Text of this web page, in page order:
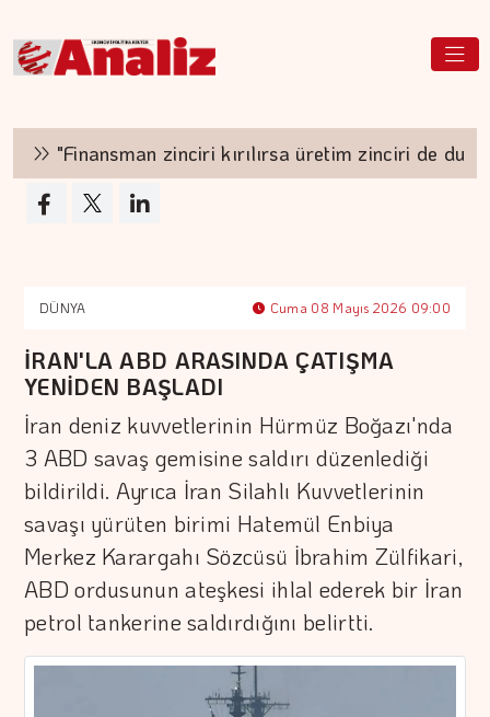
"Finansman zinciri kırılırsa üretim zinciri de durur"
DÜNYA Cuma 08 Mayıs 2026 09:00
İRAN'LA ABD ARASINDA ÇATIŞMA
YENİDEN BAŞLADI
İran deniz kuvvetlerinin Hürmüz Boğazı'nda
3 ABD savaş gemisine saldırı düzenlediği
bildirildi. Ayrıca İran Silahlı Kuvvetlerinin
savaşı yürüten birimi Hatemül Enbiya
Merkez Karargahı Sözcüsü İbrahim Zülfikari,
ABD ordusunun ateşkesi ihlal ederek bir İran
petrol tankerine saldırdığını belirtti.